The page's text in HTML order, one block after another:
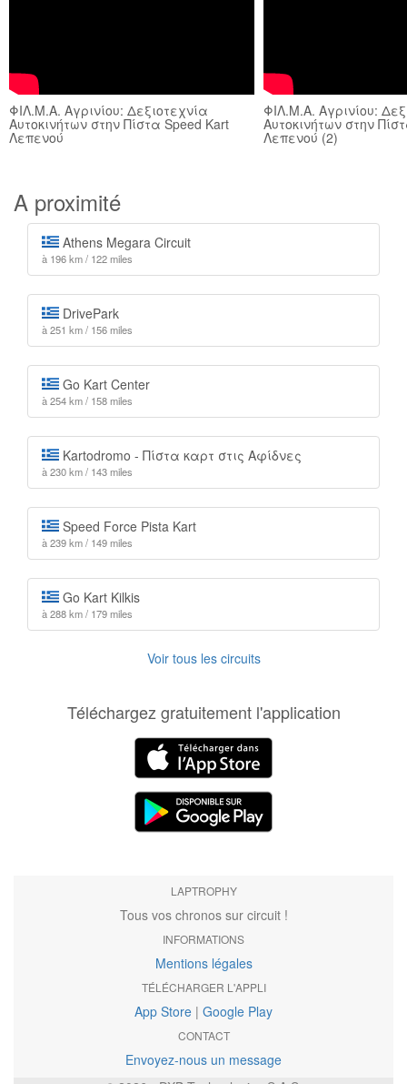
ΦΙΛ.Μ.Α. Αγρινίου: Δεξιοτεχνία
Αυτοκινήτων στην Πίστα Speed Kart
Λεπενού
ΦΙΛ.Μ.Α. Αγρινίου:
Αυτοκινήτων στην
Λεπενού (2)
A proximité
Athens Megara Circuit
à 196 km / 122 miles
DrivePark
à 251 km / 156 miles
Go Kart Center
à 254 km / 158 miles
Kartodromo - Πίστα καρτ στις Αφίδνες
à 230 km / 143 miles
Speed Force Pista Kart
à 239 km / 149 miles
Go Kart Kilkis
à 288 km / 179 miles
Voir tous les circuits
Téléchargez gratuitement l'application
LAPTROPHY
Tous vos chronos sur circuit !
INFORMATIONS
Mentions légales
TÉLÉCHARGER L'APPLI
App Store | Google Play
CONTACT
Envoyez-nous un message